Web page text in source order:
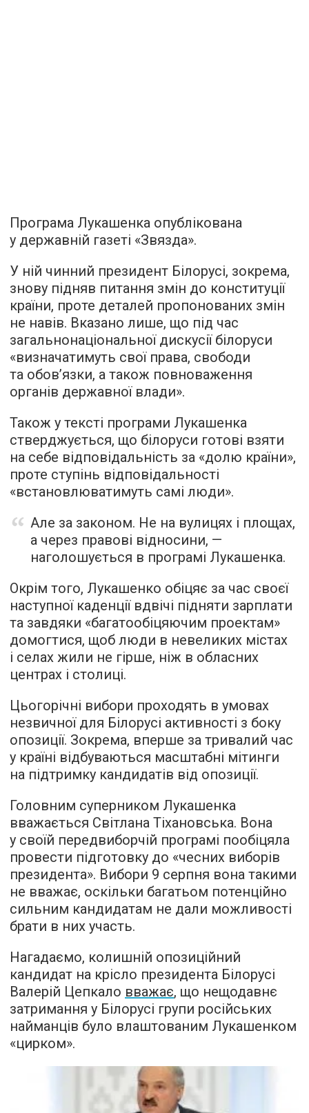
Програма Лукашенка опублікована
у державній газеті «Звязда».
У ній чинний президент Білорусі, зокрема,
знову підняв питання змін до конституції
країни, проте деталей пропонованих змін
не навів. Вказано лише, що під час
загальнонаціональної дискусії білоруси
«визначатимуть свої права, свободи
та обов’язки, а також повноваження
органів державної влади».
Також у тексті програми Лукашенка
стверджується, що білоруси готові взяти
на себе відповідальність за «долю країни»,
проте ступінь відповідальності
«встановлюватимуть самі люди».
Але за законом. Не на вулицях і площах,
а через правові відносини, —
наголошується в програмі Лукашенка.
Окрім того, Лукашенко обіцяє за час своєї
наступної каденції вдвічі підняти зарплати
та завдяки «багатообіцяючим проектам»
домогтися, щоб люди в невеликих містах
і селах жили не гірше, ніж в обласних
центрах і столиці.
Цьогорічні вибори проходять в умовах
незвичної для Білорусі активності з боку
опозиції. Зокрема, вперше за тривалий час
у країні відбуваються масштабні мітинги
на підтримку кандидатів від опозиції.
Головним суперником Лукашенка
вважається Світлана Тіхановська. Вона
у своїй передвиборчій програмі пообіцяла
провести підготовку до «чесних виборів
президента». Вибори 9 серпня вона такими
не вважає, оскільки багатьом потенційно
сильним кандидатам не дали можливості
брати в них участь.
Нагадаємо, колишній опозиційний
кандидат на крісло президента Білорусі
Валерій Цепкало вважає, що нещодавнє
затримання у Білорусі групи російських
найманців було влаштованим Лукашенком
«цирком».